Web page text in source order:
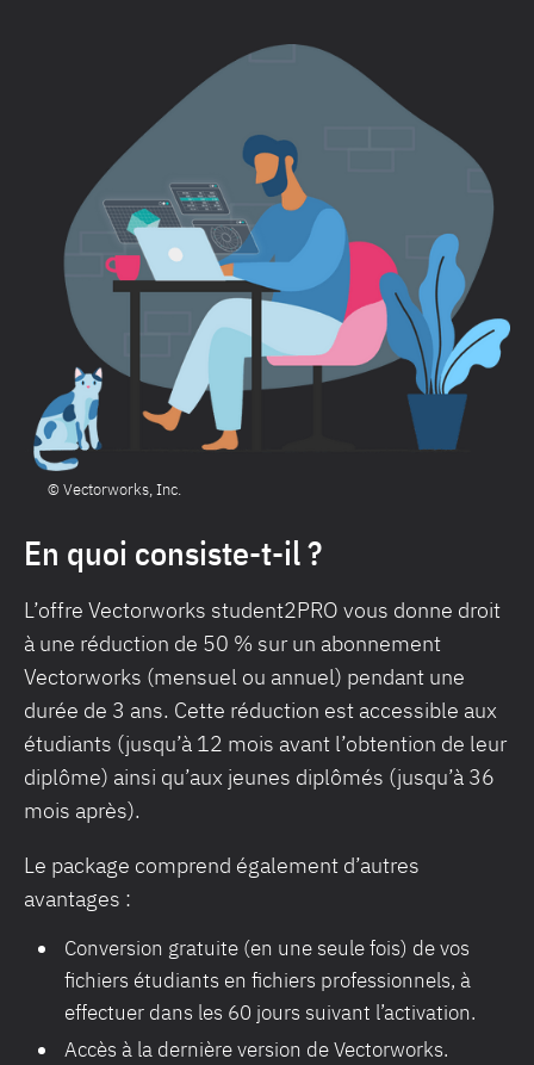
En quoi consiste-t-il ?
L’offre Vectorworks student2PRO vous donne droit
à une réduction de 50 % sur un abonnement
Vectorworks (mensuel ou annuel) pendant une
durée de 3 ans. Cette réduction est accessible aux
étudiants (jusqu’à 12 mois avant l’obtention de leur
diplôme) ainsi qu’aux jeunes diplômés (jusqu’à 36
mois après).
Le package comprend également d’autres
avantages :
Conversion gratuite (en une seule fois) de vos
fichiers étudiants en fichiers professionnels, à
effectuer dans les 60 jours suivant l’activation.
Accès à la dernière version de Vectorworks.
© Vectorworks, Inc.